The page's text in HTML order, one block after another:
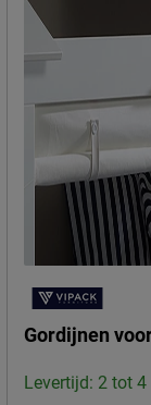
een vochtig
volgens CBW
Gordijnen
Levertijd: 2 tot 4